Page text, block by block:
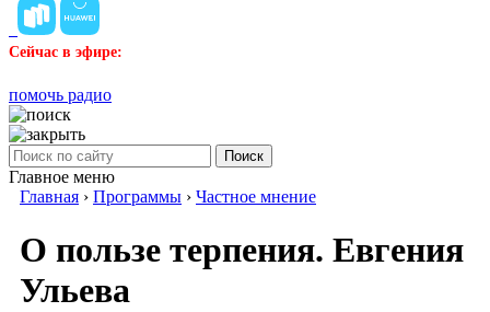
Сейчас в эфире:
помочь радио
Поиск
Главное меню
Главная › Программы › Частное мнение
О пользе терпения. Евгения
Ульева